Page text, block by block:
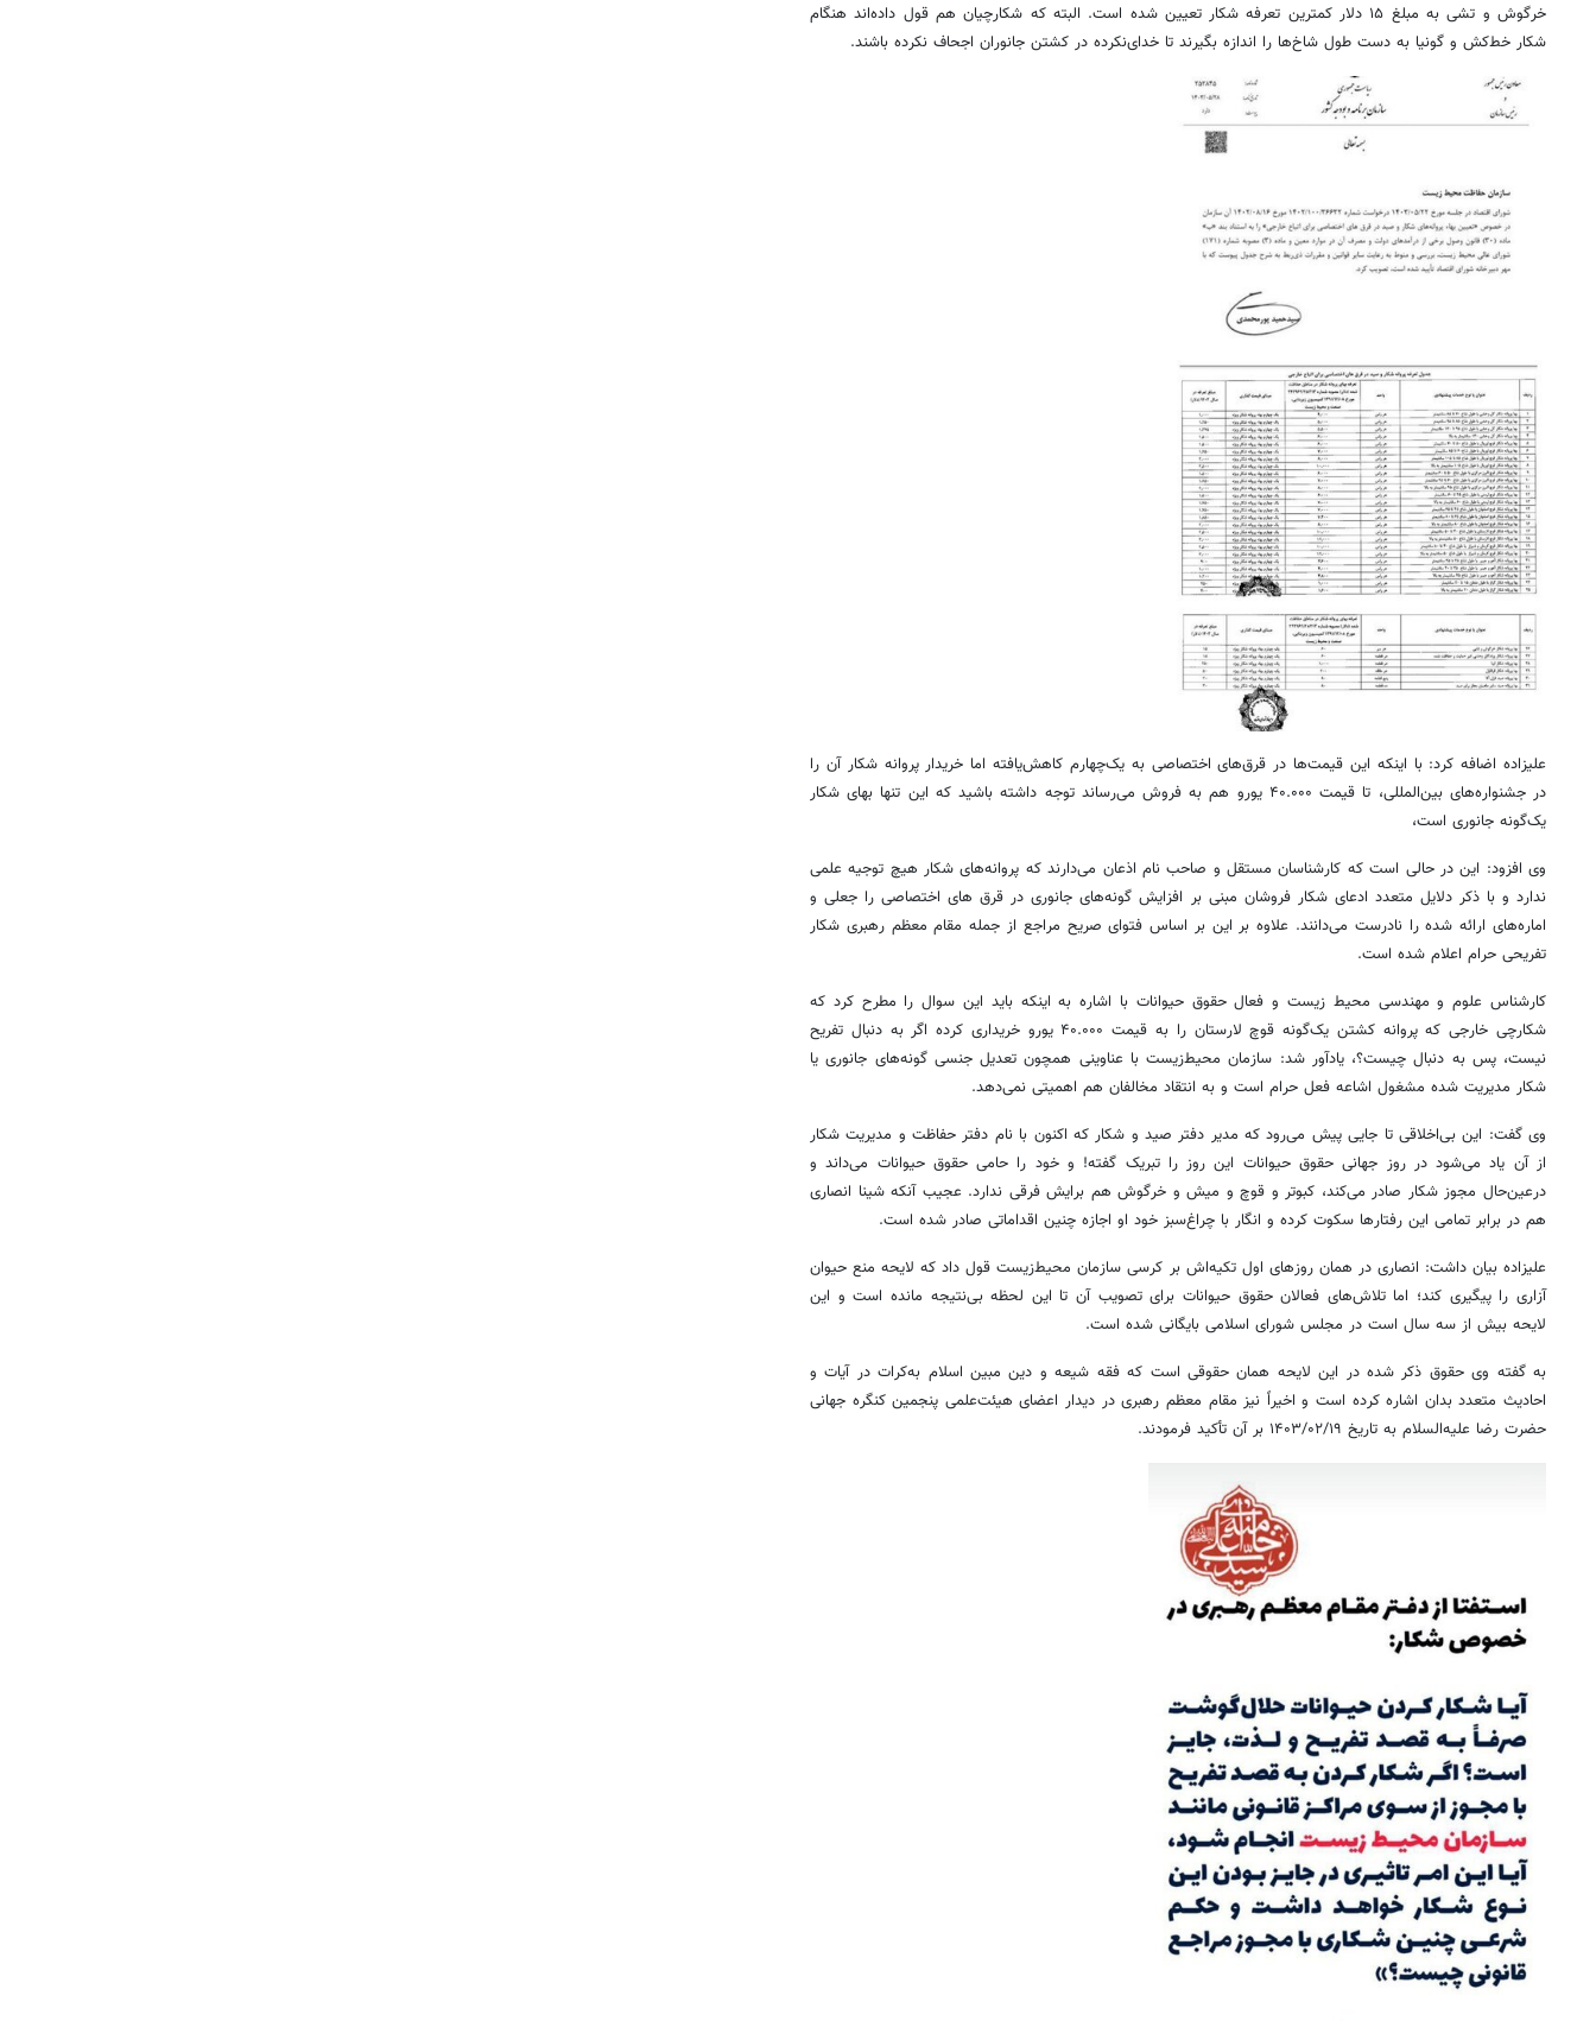
خرگوش و تشی به مبلغ ۱۵ دلار کمترین تعرفه شکار تعیین شده است. البته که شکارچیان هم قول داده‌اند هنگام
شکار خط‌کش و گونیا به دست طول شاخ‌ها را اندازه بگیرند تا خدای‌نکرده در کشتن جانوران اجحاف نکرده باشند.
علیزاده اضافه کرد: با اینکه این قیمت‌ها در قرق‌های اختصاصی به یک‌چهارم کاهش‌یافته اما خریدار پروانه شکار آن را
در جشنواره‌های بین‌المللی، تا قیمت ۴۰.۰۰۰ یورو هم به فروش می‌رساند توجه داشته باشید که این تنها بهای شکار
یک‌گونه جانوری است،
وی افزود: این در حالی است که کارشناسان مستقل و صاحب نام اذعان می‌دارند که پروانه‌های شکار هیچ توجیه علمی
ندارد و با ذکر دلایل متعدد ادعای شکار فروشان مبنی بر افزایش گونه‌های جانوری در قرق های اختصاصی را جعلی و
اماره‌های ارائه شده را نادرست می‌دانند. علاوه بر این بر اساس فتوای صریح مراجع از جمله مقام معظم رهبری شکار
تفریحی حرام اعلام شده است.
کارشناس علوم و مهندسی محیط زیست و فعال حقوق حیوانات با اشاره به اینکه باید این سوال را مطرح کرد که
شکارچی خارجی که پروانه کشتن یک‌گونه قوچ لارستان را به قیمت ۴۰.۰۰۰ یورو خریداری کرده اگر به دنبال تفریح
نیست، پس به دنبال چیست؟، یادآور شد: سازمان محیط‌زیست با عناوینی همچون تعدیل جنسی گونه‌های جانوری یا
شکار مدیریت شده مشغول اشاعه فعل حرام است و به انتقاد مخالفان هم اهمیتی نمی‌دهد.
وی گفت: این بی‌اخلاقی تا جایی پیش می‌رود که مدیر دفتر صید و شکار که اکنون با نام دفتر حفاظت و مدیریت شکار
از آن یاد می‌شود در روز جهانی حقوق حیوانات این روز را تبریک گفته! و خود را حامی حقوق حیوانات می‌داند و
درعین‌حال مجوز شکار صادر می‌کند، کبوتر و قوچ و میش و خرگوش هم برایش فرقی ندارد. عجیب آنکه شینا انصاری
هم در برابر تمامی این رفتارها سکوت کرده و انگار با چراغ‌سبز خود او اجازه چنین اقداماتی صادر شده است.
علیزاده بیان داشت: انصاری در همان روزهای اول تکیه‌اش بر کرسی سازمان محیط‌زیست قول داد که لایحه منع حیوان
آزاری را پیگیری کند؛ اما تلاش‌های فعالان حقوق حیوانات برای تصویب آن تا این لحظه بی‌نتیجه مانده است و این
لایحه بیش از سه سال است در مجلس شورای اسلامی بایگانی شده است.
به گفته وی حقوق ذکر شده در این لایحه همان حقوقی است که فقه شیعه و دین مبین اسلام به‌کرات در آیات و
احادیث متعدد بدان اشاره کرده است و اخیراً نیز مقام معظم رهبری در دیدار اعضای هیئت‌علمی پنجمین کنگره جهانی
حضرت رضا علیه‌السلام به تاریخ ۱۹/‏۰۲/‏۱۴۰۳‬ بر آن تأکید فرمودند.